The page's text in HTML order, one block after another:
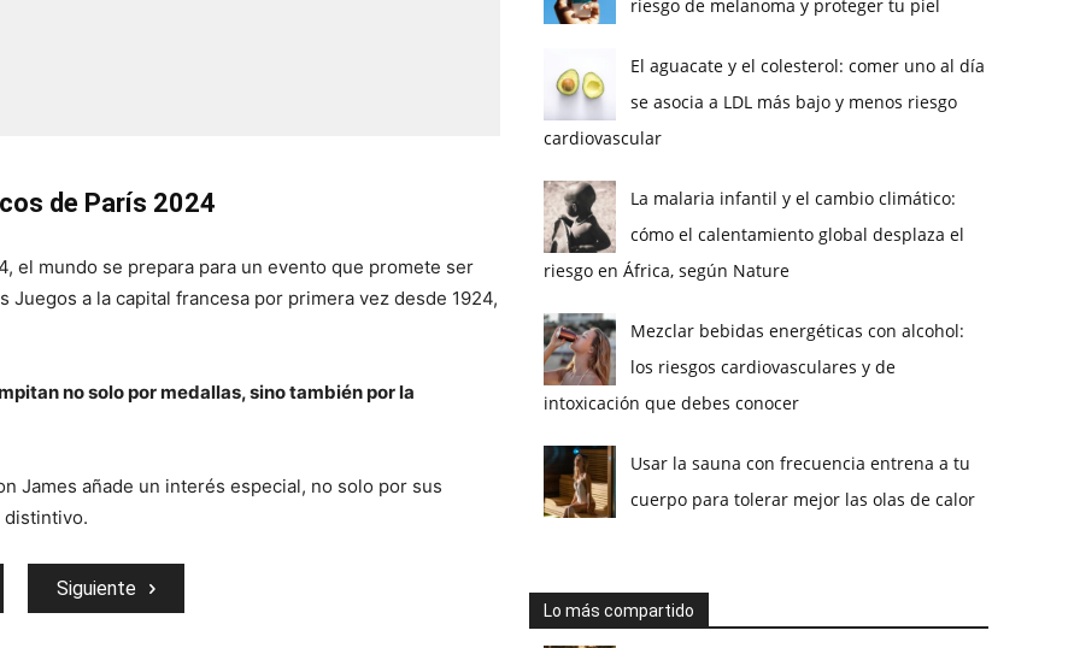
de París 2024
el mundo se prepara para un evento que promete ser
a la capital francesa por primera vez desde 1924,
no solo por medallas, sino también por la
James añade un interés especial, no solo por sus
distintivo.
Siguiente
riesgo de melanoma y proteger tu piel
El aguacate y el colesterol: comer uno al día
se asocia a LDL más bajo y menos riesgo
cardiovascular
La malaria infantil y el cambio climático:
cómo el calentamiento global desplaza el
riesgo en África, según Nature
Mezclar bebidas energéticas con alcohol:
los riesgos cardiovasculares y de
intoxicación que debes conocer
Usar la sauna con frecuencia entrena a tu
cuerpo para tolerar mejor las olas de calor
Lo más compartido